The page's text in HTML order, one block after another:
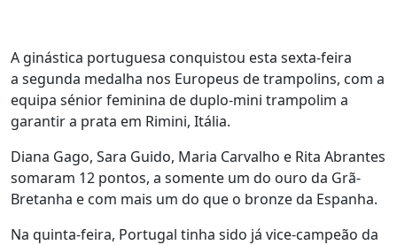
A ginástica portuguesa conquistou esta sexta-feira
a segunda medalha nos Europeus de trampolins, com a
equipa sénior feminina de duplo-mini trampolim a
garantir a prata em Rimini, Itália.
Diana Gago, Sara Guido, Maria Carvalho e Rita Abrantes
somaram 12 pontos, a somente um do ouro da Grã-
Bretanha e com mais um do que o bronze da Espanha.
Na quinta-feira, Portugal tinha sido já vice-campeão da